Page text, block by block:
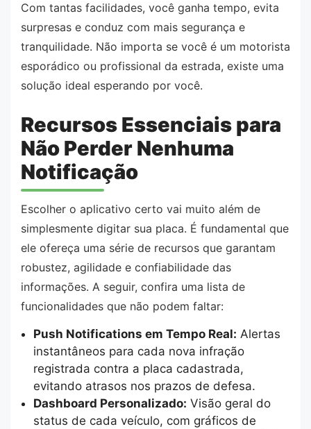
Com tantas facilidades, você ganha tempo, evita
surpresas e conduz com mais segurança e
tranquilidade. Não importa se você é um motorista
esporádico ou profissional da estrada, existe uma
solução ideal esperando por você.
Recursos Essenciais para
Não Perder Nenhuma
Notificação
Escolher o aplicativo certo vai muito além de
simplesmente digitar sua placa. É fundamental que
ele ofereça uma série de recursos que garantam
robustez, agilidade e confiabilidade das
informações. A seguir, confira uma lista de
funcionalidades que não podem faltar:
Push Notifications em Tempo Real: Alertas
instantâneos para cada nova infração
registrada contra a placa cadastrada,
evitando atrasos nos prazos de defesa.
Dashboard Personalizado: Visão geral do
status de cada veículo, com gráficos de